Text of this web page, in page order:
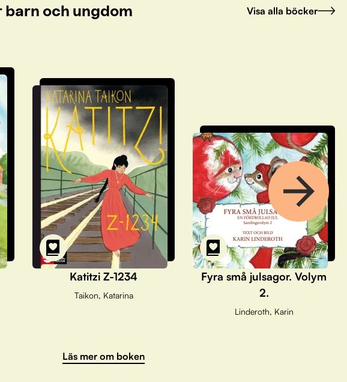
och ungdom Visa alla böcker
Katitzi Z-1234
Taikon, Katarina
Läs mer om boken
Fyra små julsagor. Volym
2.
Linderoth, Karin